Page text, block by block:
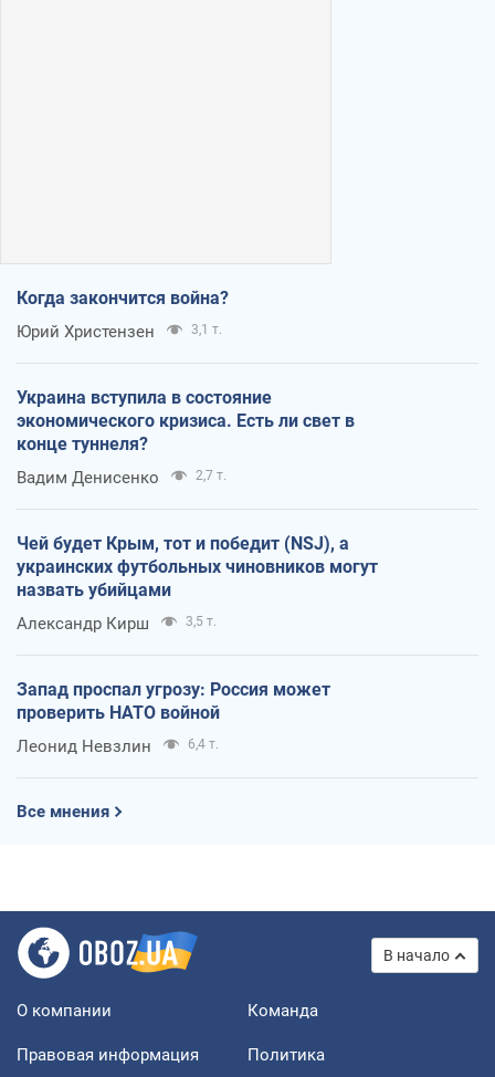
Когда закончится война?
Юрий Христензен 3,1 т.
Украина вступила в состояние
экономического кризиса. Есть ли свет в
конце туннеля?
Вадим Денисенко 2,7 т.
Чей будет Крым, тот и победит (NSJ), а
украинских футбольных чиновников могут
назвать убийцами
Александр Кирш 3,5 т.
Запад проспал угрозу: Россия может
проверить НАТО войной
Леонид Невзлин 6,4 т.
Все мнения
В начало
О компании Команда
Правовая информация
Политика